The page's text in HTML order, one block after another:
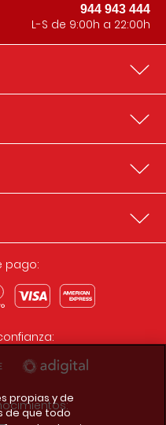
944 943 444
L-S de 9:00h a 22:00h
pago:
propias y de
de que todo